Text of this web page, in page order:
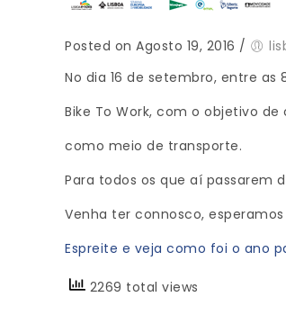
Posted on Agosto 19, 2016 /
No dia 16 de setembro, entre
Bike To Work, com o objetivo
como meio de transporte.
Para todos os que aí passarem
Venha ter connosco, esperamos
Espreite e veja como foi o ano
2269 total views